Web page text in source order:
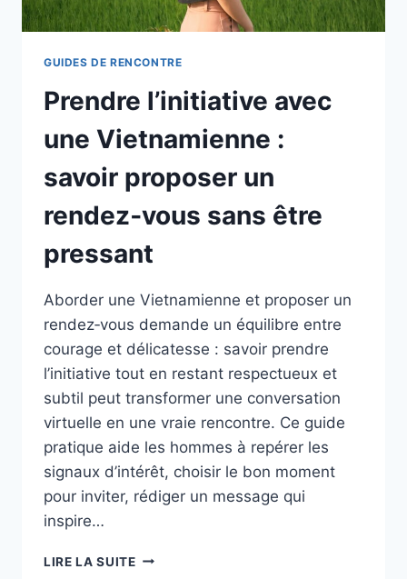
GUIDES DE RENCONTRE
Prendre l’initiative avec
une Vietnamienne :
savoir proposer un
rendez‑vous sans être
pressant
Aborder une Vietnamienne et proposer un
rendez‑vous demande un équilibre entre
courage et délicatesse : savoir prendre
l’initiative tout en restant respectueux et
subtil peut transformer une conversation
virtuelle en une vraie rencontre. Ce guide
pratique aide les hommes à repérer les
signaux d’intérêt, choisir le bon moment
pour inviter, rédiger un message qui
inspire…
LIRE LA SUITEPRENDRE